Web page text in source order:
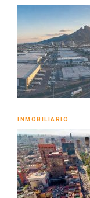
INMOBILIARIO